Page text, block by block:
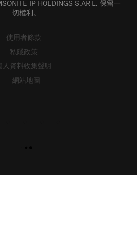
切權利。
私隱政策
個人資料收集聲明
網站地圖